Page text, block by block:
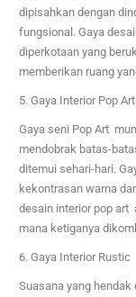
dipisahkan dengan
fungsional. Gaya
diperkotaan yang
memberikan ruang
5. Gaya Interior Pop Art
Gaya seni Pop Art
mendobrak batas-
ditemui sehari-hari.
kekontrasan warna
desain interior pop art
mana ketiganya
6. Gaya Interior Rustic
Suasana yang